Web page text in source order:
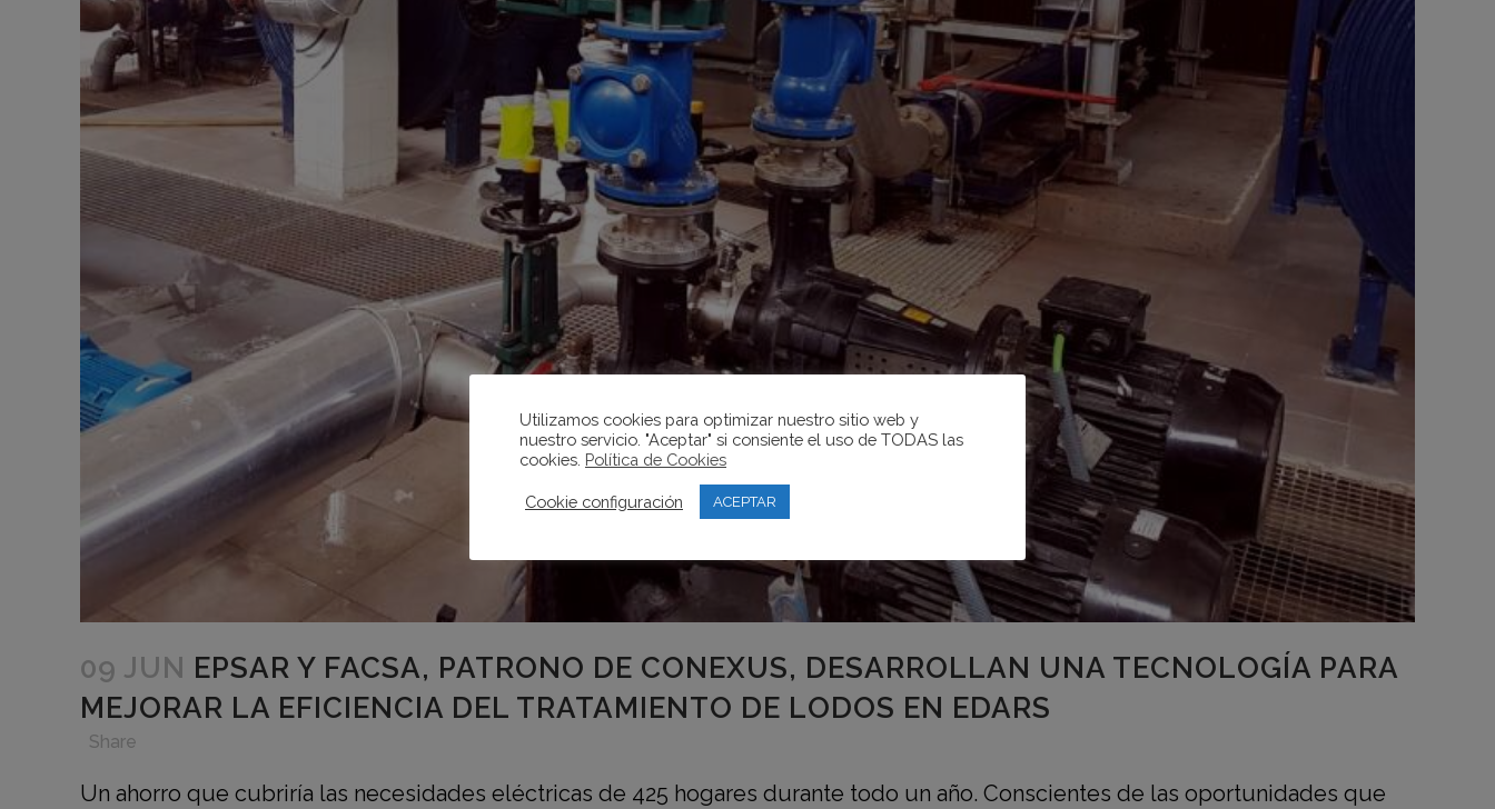
09 JUN EPSAR Y FACSA, PATRONO DE CONEXUS, DESARROLLAN UNA TECNOLOGÍA PARA
MEJORAR LA EFICIENCIA DEL TRATAMIENTO DE LODOS EN EDARS
Share
Un ahorro que cubriría las necesidades eléctricas de 425 hogares durante todo un año. Conscientes de las oportunidades que
Utilizamos cookies para optimizar nuestro sitio web y
nuestro servicio. "Aceptar" si consiente el uso de TODAS las
cookies. Política de Cookies
Cookie configuración ACEPTAR